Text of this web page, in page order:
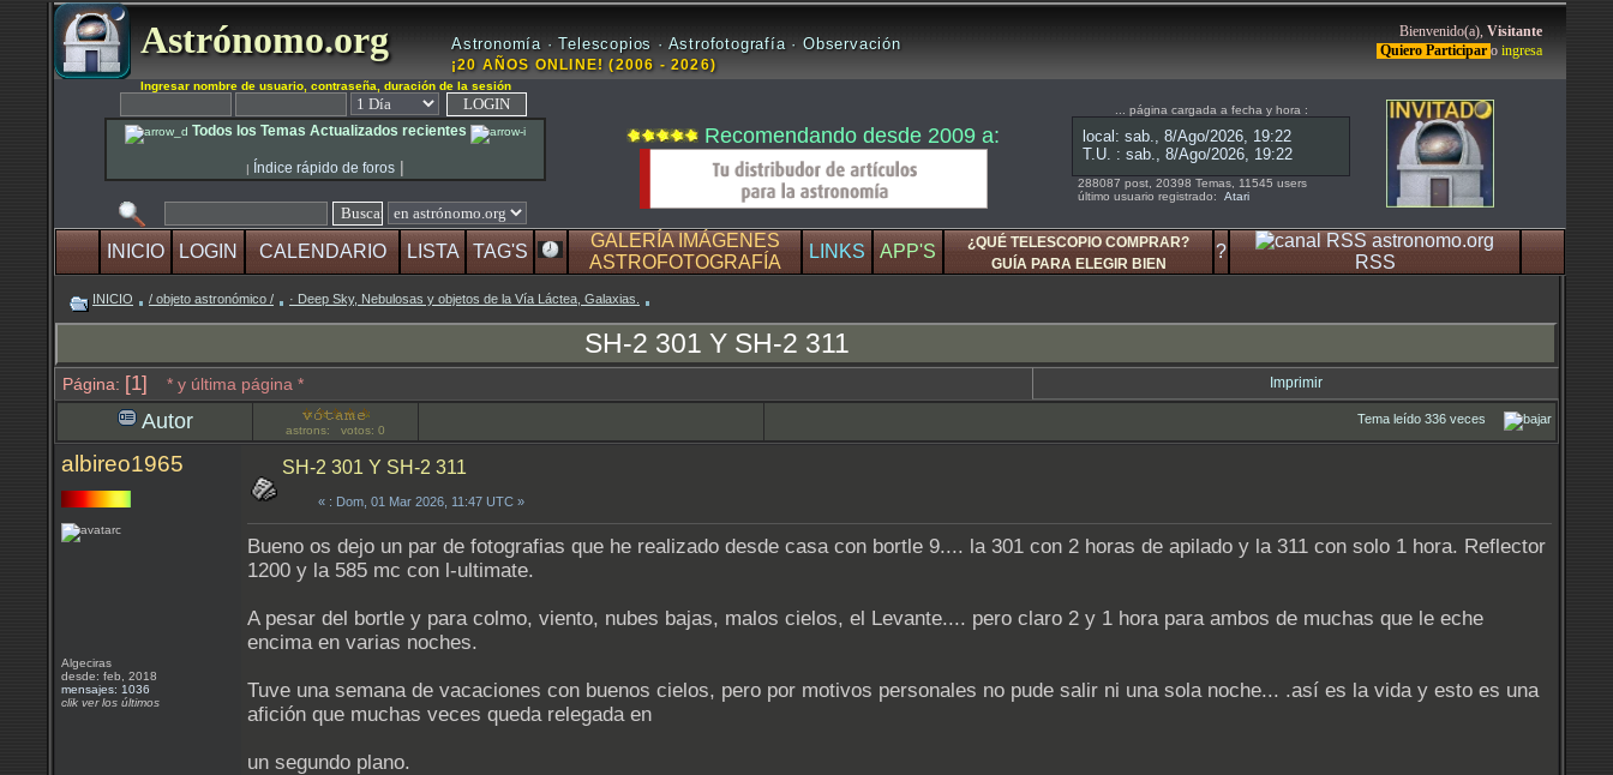
Astrónomo.org Astronomía · Telescopios · Astrofotografía · Observación
¡20 AÑOS ONLINE! (2006 - 2026)
Bienvenido(a), Visitante
Quiero Participar o ingresa
Ingresar nombre de usuario, contraseña, duración de la sesión
Todos los Temas Actualizados recientes
| Índice rápido de foros |
Recomendando desde 2009 a:
... página cargada a fecha y hora :
288087 post, 20398 Temas, 11545 users
último usuario registrado: Atari
INICIO LOGIN CALENDARIO LISTA TAG'S
GALERÍA IMÁGENES
ASTROFOTOGRAFÍA
LINKS APP'S
¿QUÉ TELESCOPIO COMPRAR?
GUÍA PARA ELEGIR BIEN
?
RSS
INICIO / objeto astronómico / · Deep Sky, Nebulosas y objetos de la Vía Láctea, Galaxias.
SH-2 301 Y SH-2 311
Página: [1] * y última página * Imprimir
Autor astrons: votos: 0
Tema leído 336 veces
albireo1965
Algeciras
desde: feb, 2018
mensajes: 1036
clik ver los últimos
SH-2 301 Y SH-2 311
« : Dom, 01 Mar 2026, 11:47 UTC »
Bueno os dejo un par de fotografias que he realizado desde casa con bortle 9.... la 301 con 2 horas de apilado y la 311 con solo 1 hora. Reflector
1200 y la 585 mc con l-ultimate.
A pesar del bortle y para colmo, viento, nubes bajas, malos cielos, el Levante.... pero claro 2 y 1 hora para ambos de muchas que le eche
encima en varias noches.
Tuve una semana de vacaciones con buenos cielos, pero por motivos personales no pude salir ni una sola noche... .así es la vida y esto es una
afición que muchas veces queda relegada en
un segundo plano.